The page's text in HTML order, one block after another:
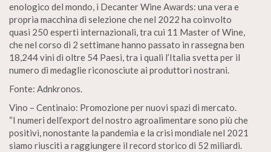
enologico del mondo, i Decanter Wine Awards: una vera e
propria macchina di selezione che nel 2022 ha coinvolto
quasi 250 esperti internazionali, tra cui 11 Master of Wine,
che nel corso di 2 settimane hanno passato in rassegna ben
18,244 vini di oltre 54 Paesi, tra i quali l’Italia svetta per il
numero di medaglie riconosciute ai produttori nostrani.
Fonte: Adnkronos.
Vino – Centinaio: Promozione per nuovi spazi di mercato.
“I numeri dell’export del nostro agroalimentare sono più che
positivi, nonostante la pandemia e la crisi mondiale nel 2021
siamo riusciti a raggiungere il record storico di 52 miliardi.